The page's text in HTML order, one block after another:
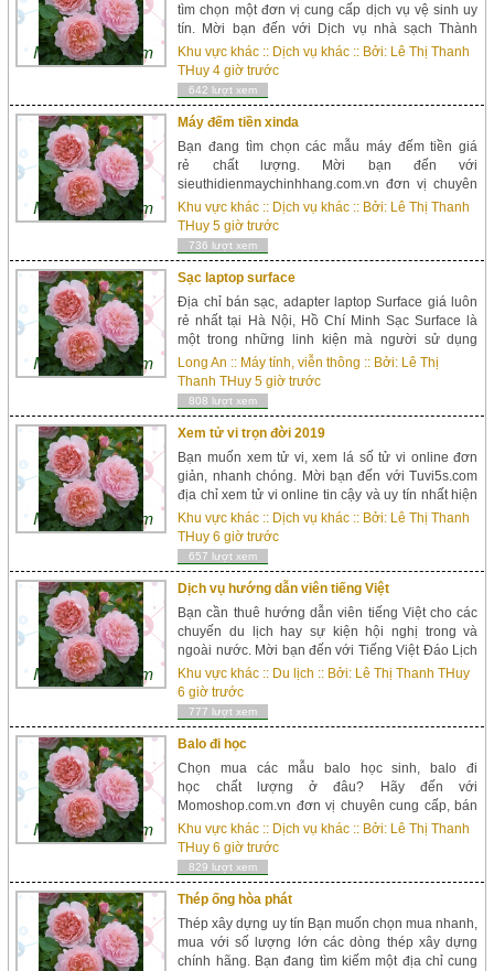
tìm chọn một đơn vị cung cấp dịch vụ vệ sinh uy
tín. Mời bạn đến với Dịch vụ nhà sạch Thành
Long, đơn vị chuyên cung cấp các dịch vụ nhà
sạch, vệ sinh nhà ở, vệ sinh công nghiệp tại Hà ...
Khu vực khác :: Dịch vụ khác :: Bởi: Lê Thị Thanh
THuy 4 giờ trước
642 lượt xem
Máy đếm tiền xinda
Bạn đang tìm chọn các mẫu máy đếm tiền giá
rẻ chất lượng. Mời bạn đến với
sieuthidienmaychinhhang.com.vn đơn vị chuyên
cung cấp phân phối các sản phẩm máy đếm tiền
chính hãng, chất lượng với giá thành cạnh tranh.
Máy đếm tiền...
Khu vực khác :: Dịch vụ khác :: Bởi: Lê Thị Thanh
THuy 5 giờ trước
736 lượt xem
Sạc laptop surface
Địa chỉ bán sạc, adapter laptop Surface giá luôn
rẻ nhất tại Hà Nội, Hồ Chí Minh Sạc Surface là
một trong những linh kiện mà người sử dụng
laptop thường hay phải mua mới sau khoảng 2-3
năm sử dụng. Có lẽ bởi vì người dùng surface
thường chỉ quan...
Long An :: Máy tính, viễn thông :: Bởi: Lê Thị
Thanh THuy 5 giờ trước
808 lượt xem
Xem tử vi trọn đời 2019
Bạn muốn xem tử vi, xem lá số tử vi online đơn
giản, nhanh chóng. Mời bạn đến với Tuvi5s.com
địa chỉ xem tử vi online tin cậy và uy tín nhất hiện
nay. Xem tử vi online uy tín Tuvi5s.com là địa chỉ
tin cậy, nơi cộng đồng những người đam mê tử vi,
đam mê phong thủy ...
Khu vực khác :: Dịch vụ khác :: Bởi: Lê Thị Thanh
THuy 6 giờ trước
657 lượt xem
Dịch vụ hướng dẫn viên tiếng Việt
Bạn cần thuê hướng dẫn viên tiếng Việt cho các
chuyến du lịch hay sự kiện hội nghị trong và
ngoài nước. Mời bạn đến với Tiếng Việt Đáo Lịch
đơn vị chuyên cung cấp dịch vụ phiên dịch và
hướng dẫn viên tiếng Việt uy tín. Dịch vụ hướng
dẫn viên...
Khu vực khác :: Du lịch :: Bởi: Lê Thị Thanh THuy
6 giờ trước
777 lượt xem
Balo đi học
Chọn mua các mẫu balo học sinh, balo đi
học chất lượng ở đâu? Hãy đến với
Momoshop.com.vn đơn vị chuyên cung cấp, bán
lẻ các sản phẩm balo đi học, balo thời trang giá
thành cạnh tranh tại TP HCM. Balo học sinh uy tín
chất lượng Momoshop l&ag...
Khu vực khác :: Dịch vụ khác :: Bởi: Lê Thị Thanh
THuy 6 giờ trước
829 lượt xem
Thép ống hòa phát
Thép xây dựng uy tín Bạn muốn chọn mua nhanh,
mua với số lượng lớn các dòng thép xây dựng
chính hãng. Bạn đang tìm kiếm một địa chỉ cung